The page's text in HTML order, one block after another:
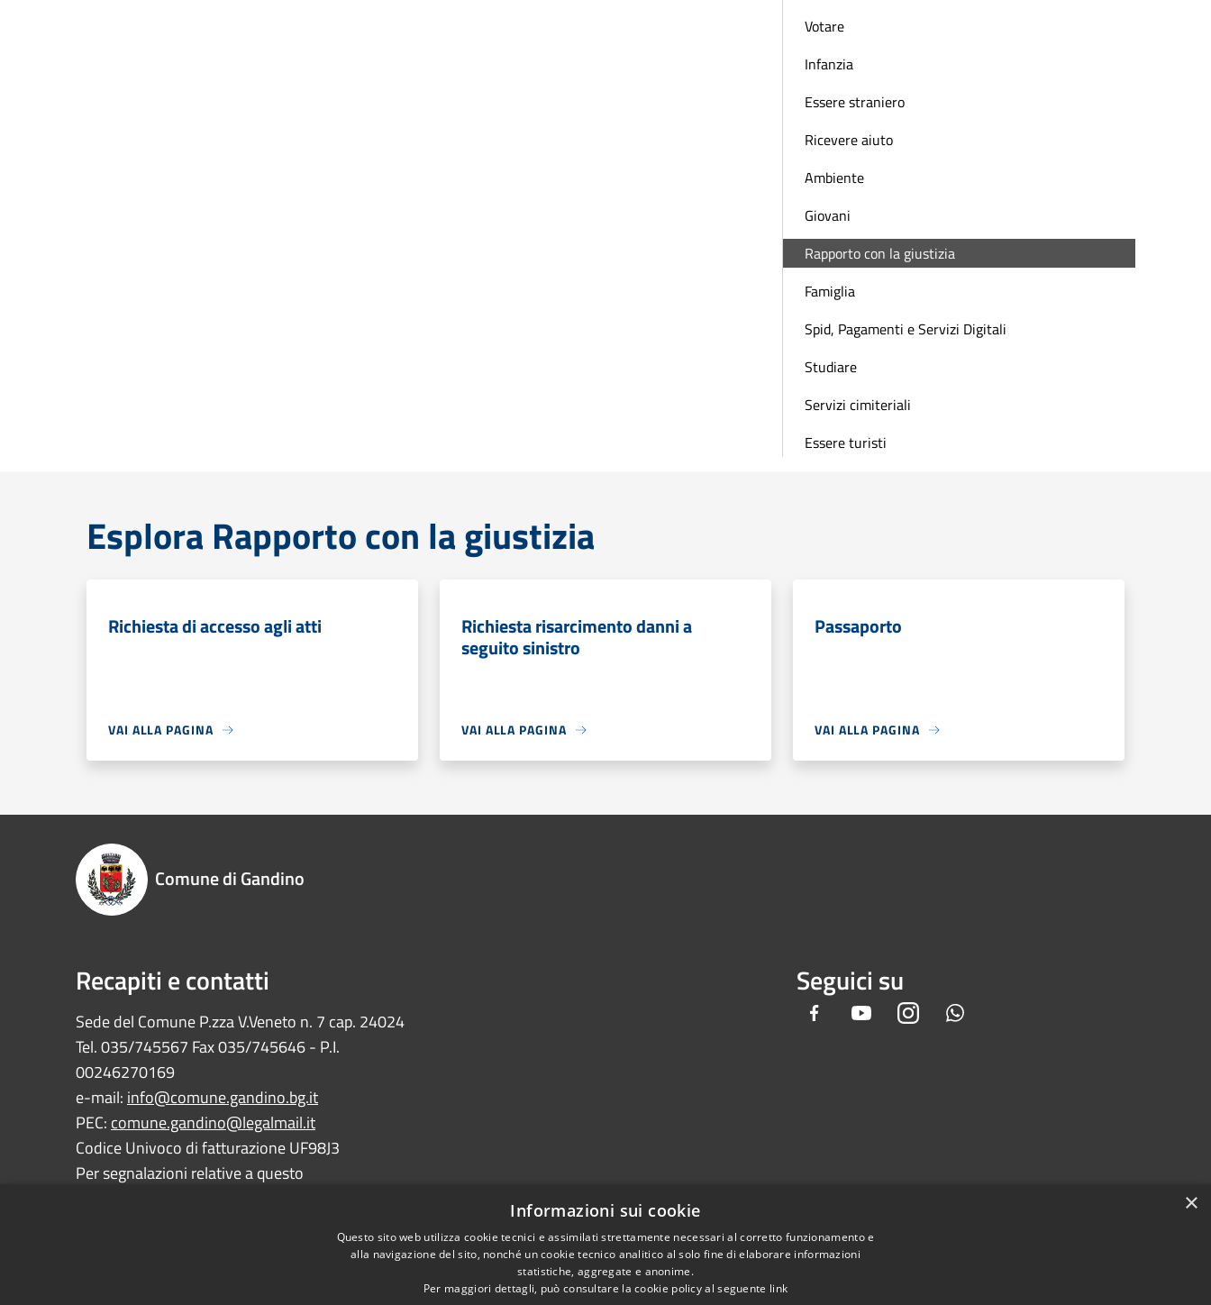
Votare
Infanzia
Essere straniero
Ricevere aiuto
Ambiente
Giovani
Rapporto con la giustizia
Famiglia
Spid, Pagamenti e Servizi Digitali
Studiare
Servizi cimiteriali
Essere turisti
Esplora Rapporto con la giustizia
Richiesta di accesso agli atti
VAI ALLA PAGINA
Richiesta risarcimento danni a
seguito sinistro
VAI ALLA PAGINA
Passaporto
VAI ALLA PAGINA
Comune di Gandino
Recapiti e contatti
Sede del Comune P.zza V.Veneto n. 7 cap. 24024
Tel. 035/745567 Fax 035/745646 - P.I.
00246270169
e-mail: info@comune.gandino.bg.it
PEC: comune.gandino@legalmail.it
Codice Univoco di fatturazione UF98J3
Per segnalazioni relative a questo
Seguici su
Facebook YoutubeInstagram
×
Informazioni sui cookie
Questo sito web utilizza cookie tecnici e assimilati strettamente necessari al corretto funzionamento e
alla navigazione del sito, nonché un cookie tecnico analitico al solo fine di elaborare informazioni
statistiche, aggregate e anonime.
Per maggiori dettagli, può consultare la cookie policy al seguente link